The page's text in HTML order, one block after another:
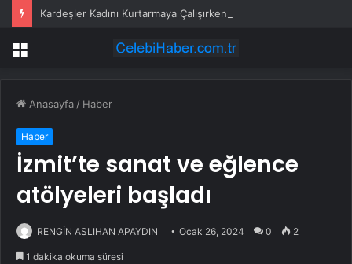
Kardeşler Kadını Kurtarmaya Çalışırken Bıçaklandı
Menü
Anasayfa / Haber
Haber
İzmit’te sanat ve eğlence
atölyeleri başladı
RENGİN ASLIHAN APAYDIN Ocak 26, 2024 0 2
1 dakika okuma süresi